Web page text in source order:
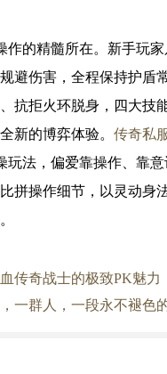
作的精髓所在。新手玩
避伤害，全程保持护盾
抗拒火环脱身，四大技
新的博弈体验。 传奇私
玩法，偏爱靠操作、靠
拼操作细节，以灵动身
传奇战士的极致PK魅力
一群人，一段永不褪色